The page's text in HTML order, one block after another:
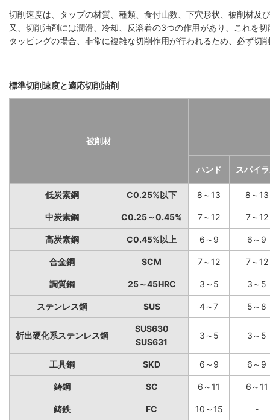
切削速度は、タップの材質、種類、食付山数、下穴形状、被削材及
又、切削油剤には潤滑、冷却、反溶着の3つの作用があり、これを
タッピングの場合、非常に複雑な切削作用が行われるため、必ず切
標準切削速度と適応切削油剤
被削材
ハンド スパイ
低炭素鋼 C0.25%以下 8～13 8～13
中炭素鋼 C0.25～0.45% 7～12 7～12
高炭素鋼 C0.45%以上 6～9 6～9
合金鋼 SCM 7～12 7～12
調質鋼 25～45HRC 3～5 3～5
ステンレス鋼 SUS 4～7 5～8
析出硬化系ステンレス鋼
SUS630
SUS631
3～5 3～5
工具鋼 SKD 6～9 6～9
鋳鋼 SC 6～11 6～11
鋳鉄 FC 10～15 -